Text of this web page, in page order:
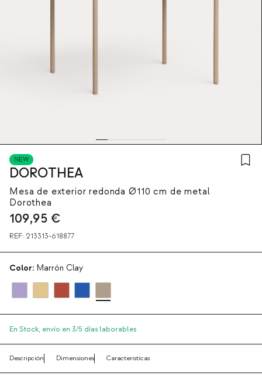
NEW
DOROTHEA
Mesa de exterior redonda Ø110 cm de metal
Dorothea
109,95 €
REF: 213313-618877
Color: Marrón Clay
En Stock, envío en 3/5 días laborables
Descripción Dimensiones Características